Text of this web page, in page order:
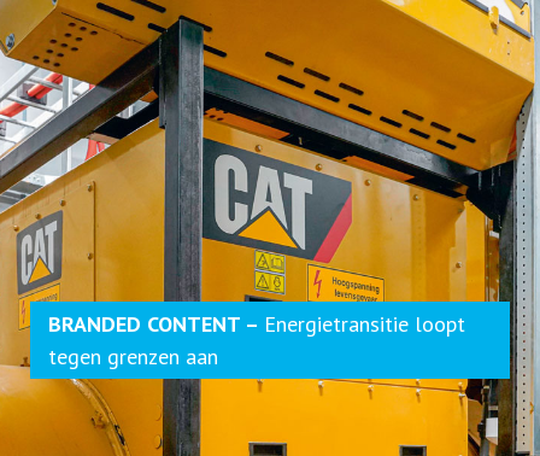
BRANDED CONTENT – Energietransitie loopt
tegen grenzen aan